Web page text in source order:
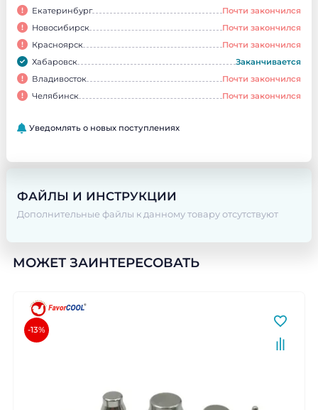
Екатеринбург
Почти закончился
Новосибирск
Почти закончился
Красноярск
Почти закончился
Хабаровск
Заканчивается
Владивосток
Почти закончился
Челябинск
Почти закончился
Уведомлять о новых поступлениях
ФАЙЛЫ И ИНСТРУКЦИИ
Дополнительные файлы к данному товару отсутствуют
МОЖЕТ ЗАИНТЕРЕСОВАТЬ
-13%